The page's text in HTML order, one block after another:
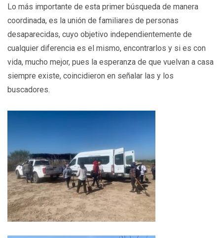
Lo más importante de esta primer búsqueda de manera
coordinada, es la unión de familiares de personas
desaparecidas, cuyo objetivo independientemente de
cualquier diferencia es el mismo, encontrarlos y si es con
vida, mucho mejor, pues la esperanza de que vuelvan a casa
siempre existe, coincidieron en señalar las y los
buscadores.